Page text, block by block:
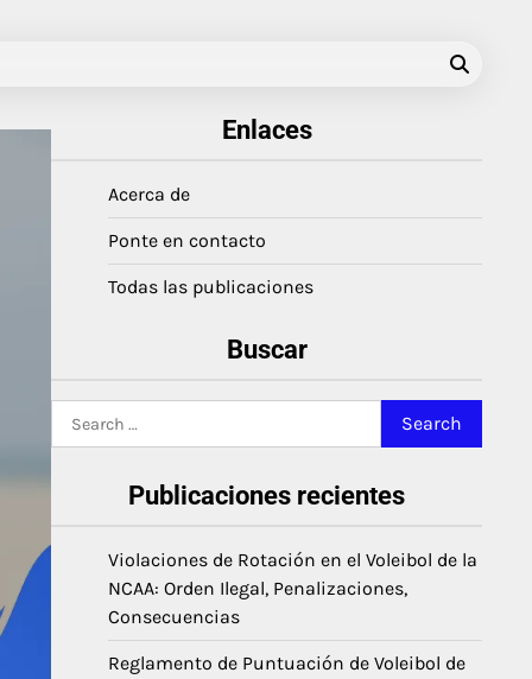
Enlaces
Acerca de
Ponte en contacto
Todas las publicaciones
Buscar
for:
Publicaciones recientes
Violaciones de Rotación en el Voleibol de la
NCAA: Orden Ilegal, Penalizaciones,
Consecuencias
Reglamento de Puntuación de Voleibol de